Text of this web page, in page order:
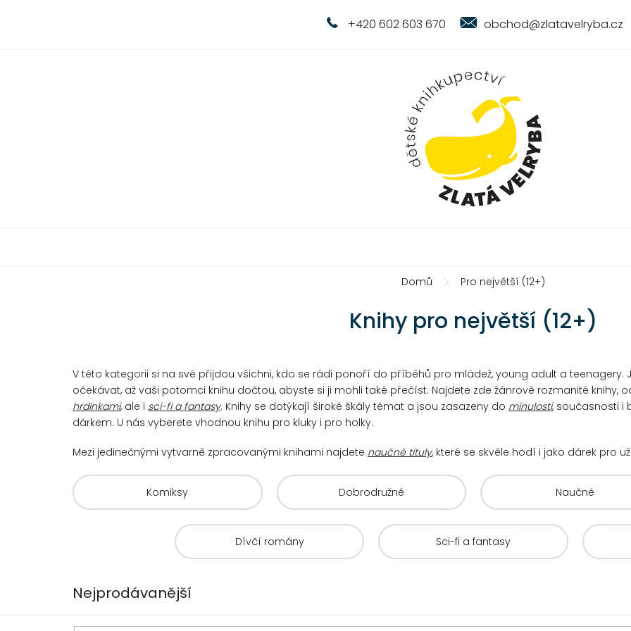
+420 602 603 670 obchod@zlatavelryba.cz
Domů Pro největší (12+)
Knihy pro největší (12+)
V této kategorii si na své přijdou všichni, kdo se rádi ponoří do příběhů pro mládež, young adult a
očekávat, až vaši potomci knihu dočtou, abyste si ji mohli také přečíst. Najdete zde žánrově rozmanité knihy,
hrdinkami, ale i sci-fi a fantasy. Knihy se dotýkají široké škály témat a jsou zasazeny do minulosti, současnosti i
dárkem. U nás vyberete vhodnou knihu pro kluky i pro holky.
Mezi jedinečnými vytvarně zpracovanými knihami najdete naučné tituly, které se skvěle hodí i jako dárek pro
Komiksy Dobrodružné Naučné
Dívčí romány Sci-fi a fantasy
Nejprodávanější